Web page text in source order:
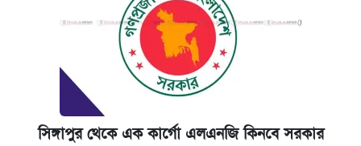
সিঙ্গাপুর থেকে এক কার্গো এলএনজি কিনবে সরকার